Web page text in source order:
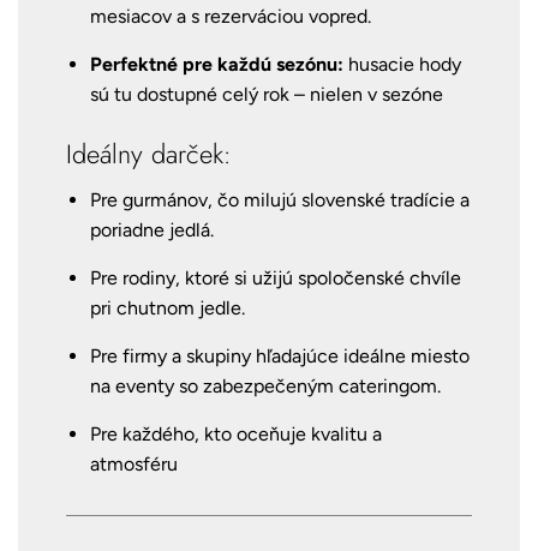
mesiacov a s rezerváciou vopred.
Perfektné pre každú sezónu: husacie hody
sú tu dostupné celý rok – nielen v sezóne
Ideálny darček:
Pre gurmánov, čo milujú slovenské tradície a
poriadne jedlá.
Pre rodiny, ktoré si užijú spoločenské chvíle
pri chutnom jedle.
Pre firmy a skupiny hľadajúce ideálne miesto
na eventy so zabezpečeným cateringom.
Pre každého, kto oceňuje kvalitu a
atmosféru